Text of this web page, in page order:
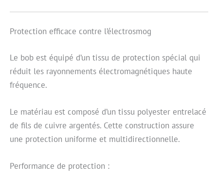
Protection efficace contre l’électrosmog
Le bob est équipé d’un tissu de protection spécial qui
réduit les rayonnements électromagnétiques haute
fréquence.
Le matériau est composé d’un tissu polyester entrelacé
de fils de cuivre argentés. Cette construction assure
une protection uniforme et multidirectionnelle.
Performance de protection :